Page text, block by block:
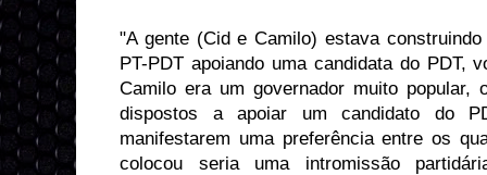
"A gente (Cid e Camilo) estava
PT-PDT apoiando uma candidata do PDT,
Camilo era um governador muito
dispostos a apoiar um candidato do
manifestarem uma preferência entre os
colocou seria uma intromissão